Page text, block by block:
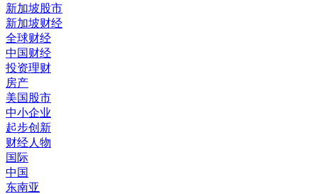
新加坡股市
新加坡财经
全球财经
中国财经
投资理财
房产
美国股市
中小企业
起步创新
财经人物
国际
中国
东南亚